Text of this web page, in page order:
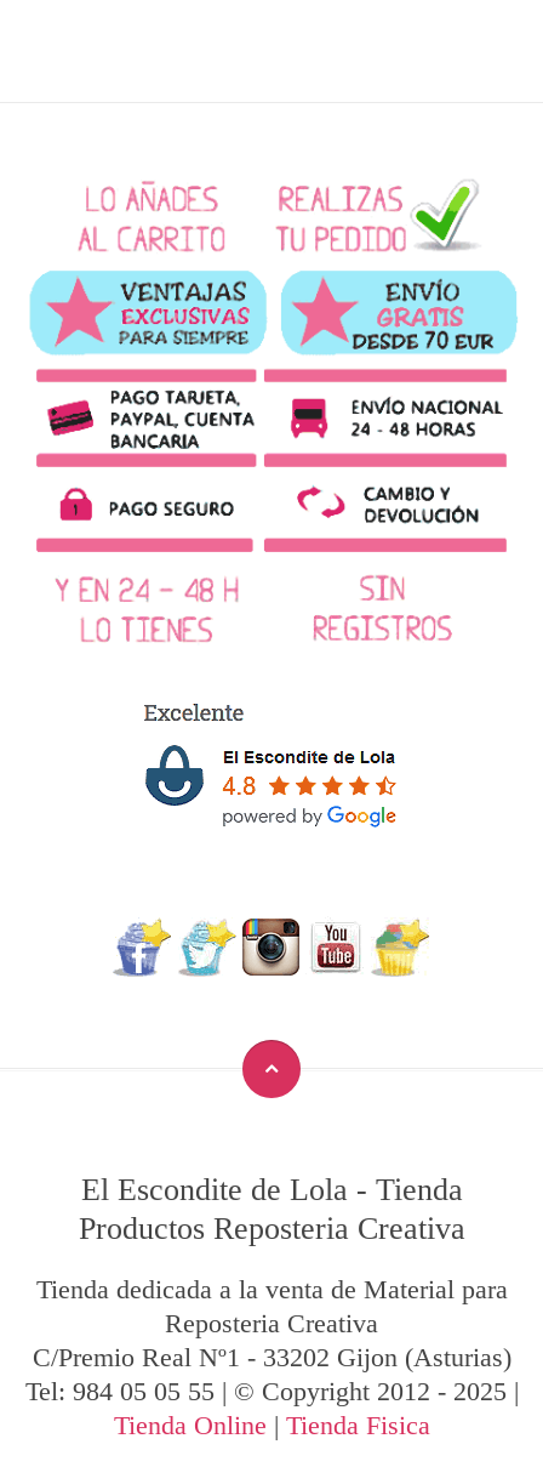
El Escondite de Lola - Tienda
Productos Reposteria Creativa
Tienda dedicada a la venta de Material para
Reposteria Creativa
C/Premio Real Nº1 - 33202 Gijon (Asturias)
Tel: 984 05 05 55 | © Copyright 2012 - 2025 |
Tienda Online | Tienda Fisica